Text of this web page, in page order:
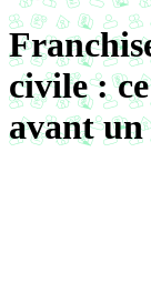
civile :
avant